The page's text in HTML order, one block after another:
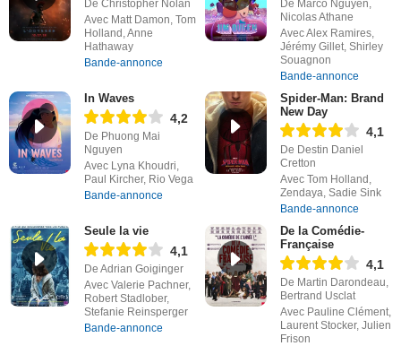
De Christopher Nolan
Avec Matt Damon, Tom
Holland, Anne
Hathaway
Bande-annonce
De Marco Nguyen,
Nicolas Athane
Avec Alex Ramires,
Jérémy Gillet, Shirley
Souagnon
Bande-annonce
In Waves
4,2
De Phuong Mai
Nguyen
Avec Lyna Khoudri,
Paul Kircher, Rio Vega
Bande-annonce
Spider-Man: Brand
New Day
4,1
De Destin Daniel
Cretton
Avec Tom Holland,
Zendaya, Sadie Sink
Bande-annonce
Seule la vie
4,1
De Adrian Goiginger
Avec Valerie Pachner,
Robert Stadlober,
Stefanie Reinsperger
Bande-annonce
De la Comédie-
Française
4,1
De Martin Darondeau,
Bertrand Usclat
Avec Pauline Clément,
Laurent Stocker, Julien
Frison